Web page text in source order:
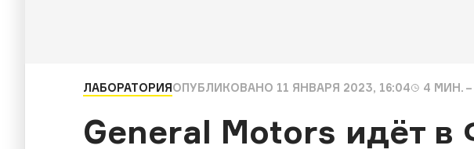
ЛАБОРАТОРИЯОПУБЛИКОВАНО 11 ЯНВАРЯ 2023, 16:04 4 МИН.
General Motors идёт в